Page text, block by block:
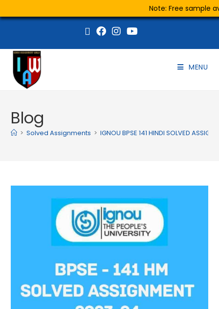
Note: Free sample
MENU
Blog
> Solved Assignments > IGNOU BPSE 141 HINDI SOLVED